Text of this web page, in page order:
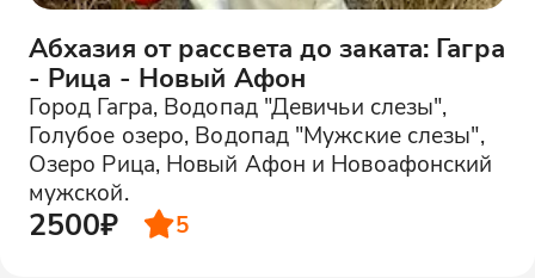
Абхазия от рассвета до заката: Гагра
- Рица - Новый Афон
Город Гагра, Водопад "Девичьи слезы",
Голубое озеро, Водопад "Мужские слезы",
Озеро Рица, Новый Афон и Новоафонский
мужской.
2500₽ 5